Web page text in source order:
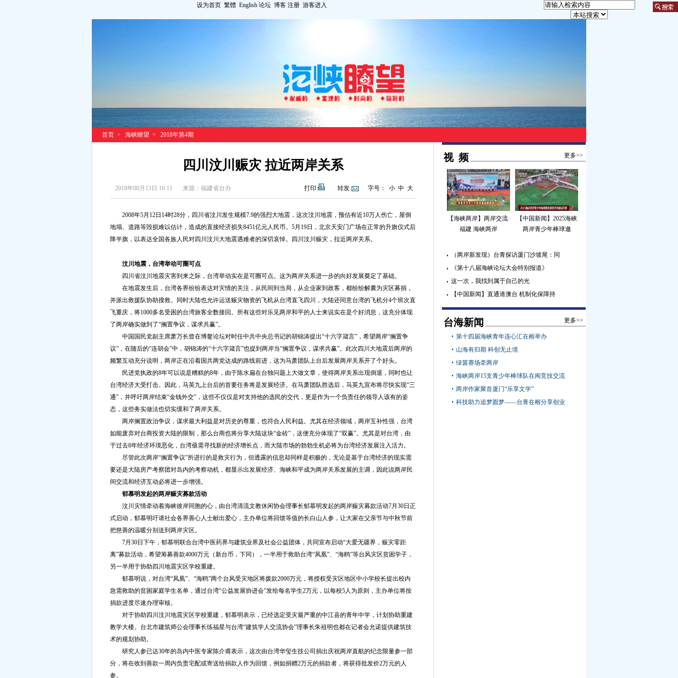
设为首页 繁體 English 论坛 博客 注册 游客进入
首页 > 海峡瞭望 > 2018年第4期
四川汶川赈灾 拉近两岸关系
2018年08月13日 16:11 来源：福建省台办 字号： 小 中 大
转发
打印
2008年5月12日14时28分，四川省汶川发生规模7.9的强烈大地震，这次汶川地震，预估有近10万人伤亡，屋倒
地塌、道路等毁损难以估计，造成的直接经济损失8451亿元人民币。5月19日，北京天安门广场在正常的升旗仪式后
降半旗，以表达全国各族人民对四川汶川大地震遇难者的深切哀悼。四川汶川赈灾，拉近两岸关系。
汶川地震，台湾举动可圈可点
四川省汶川地震灾害到来之际，台湾举动实在是可圈可点。这为两岸关系进一步的向好发展奠定了基础。
在地震发生后，台湾各界纷纷表达对灾情的关注，从民间到当局，从企业家到政客，都纷纷解囊为灾区募捐，
并派出救援队协助搜救。同时大陆也允许运送赈灾物资的飞机从台湾直飞四川，大陆还同意台湾的飞机分4个班次直
飞重庆，将1000多名受困的台湾旅客全数接回。所有这些对乐见两岸和平的人士来说实在是个好消息，这充分体现
了两岸确实做到了“搁置争议，谋求共赢”。
中国国民党副主席萧万长曾在博鳌论坛对时任中共中央总书记的胡锦涛提出“十六字箴言”，希望两岸“搁置争
议”，在随后的“连胡会”中，胡锦涛的“十六字箴言”也提到两岸当“搁置争议，谋求共赢”。此次四川大地震后两岸的
频繁互动充分说明，两岸正在沿着国共两党达成的路线前进，这为马萧团队上台后发展两岸关系开了个好头。
民进党执政的8年可以说是糟糕的8年，由于陈水扁在台独问题上大做文章，使得两岸关系出现倒退，同时也让
台湾经济大受打击。因此，马英九上台后的首要任务将是发展经济。在马萧团队胜选后，马英九宣布将尽快实现“三
通”，并呼吁两岸结束“金钱外交”，这些不仅仅是对支持他的选民的交代，更是作为一个负责任的领导人该有的姿
态，这些务实做法也切实缓和了两岸关系。
两岸搁置政治争议，谋求最大利益是对历史的尊重，也符合人民利益。尤其在经济领域，两岸互补性强，台湾
如能废弃对台商投资大陆的限制，那么台商也将分享大陆这块“金砖”，这便充分体现了“双赢”。尤其是对台湾，由
于过去8年经济环境恶化，台湾亟需寻找新的经济增长点，而大陆市场的勃勃生机必将为台湾经济发展注入活力。
尽管此次两岸“搁置争议”所进行的是救灾行为，但透露的信息却同样是积极的，无论是基于台湾经济的现实需
要还是大陆房产考察团对岛内的考察动机，都显示出发展经济、海峡和平成为两岸关系发展的主调，因此说两岸民
间交流和经济互动必将进一步增强。
郁慕明发起的两岸赈灾募款活动
汶川灾情牵动着海峡彼岸同胞的心，由台湾清流文教休闲协会理事长郁慕明发起的两岸赈灾募款活动7月30日正
式启动，郁慕明吁请社会各界善心人士献出爱心，主办单位将回馈等值的长白山人参，让大家在父亲节与中秋节前
把慈善的温暖分别送到两岸灾区。
7月30日下午，郁慕明联合台湾中医药界与建筑业界及社会公益团体，共同宣布启动“大爱无疆界，赈灾零距
离”募款活动，希望筹募善款4000万元（新台币，下同），一半用于救助台湾“凤凰”、“海鸥”等台风灾区贫困学子，
另一半用于协助四川地震灾区学校重建。
郁慕明说，对台湾“凤凰”、“海鸥”两个台风受灾地区将拨款2000万元，将授权受灾区地区中小学校长提出校内
急需救助的贫困家庭学生名单，通过台湾“公益发展协进会”发给每名学生2万元，以每校5人为原则，主办单位将按
捐款进度尽速办理审核。
对于协助四川汶川地震灾区学校重建，郁慕明表示，已经选定受灾最严重的中江县的青年中学，计划协助重建
教学大楼。台北市建筑师公会理事长练福星与台湾“建筑学人交流协会”理事长朱祖明也都在记者会允诺提供建筑技
术的规划协助。
研究人参已达30年的岛内中医专家陈介甫表示，这次由台湾华玺生技公司捐出庆祝两岸直航的纪念限量参一部
分，将在收到善款一周内负责宅配或寄送给捐款人作为回馈，例如捐赠2万元的捐款者，将获得批发价2万元的人
参。
视 频 更多>>
【海峡两岸】两岸交流·
福建 海峡两岸
【中国新闻】2025海峡
两岸青少年棒球邀
（两岸新发现）台青探访厦门沙坡尾：同
《第十八届海峡论坛大会特别报道》
这一次，我找到属于自己的光
【中国新闻】直通港澳台 机制化保障持
台海新闻 更多>>
第十四届海峡青年连心汇在榕举办
山海有归期 科创无止境
绿茵赛场牵两岸
海峡两岸15支青少年棒球队在闽竞技交流
两岸作家聚首厦门“乐享文学”
科技助力追梦圆梦——台青在榕分享创业